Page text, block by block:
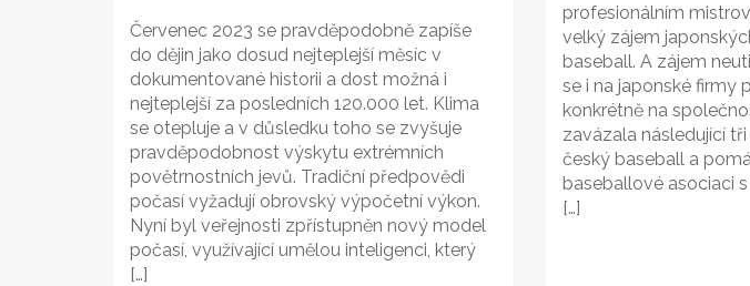
Červenec 2023 se pravděpodobně zapíše
do dějin jako dosud nejteplejší měsíc v
dokumentované historii a dost možná i
nejteplejší za posledních 120.000 let. Klima
se otepluje a v důsledku toho se zvyšuje
pravděpodobnost výskytu extrémních
povětrnostních jevů. Tradiční předpovědi
počasí vyžadují obrovský výpočetní výkon.
Nyní byl veřejnosti zpřístupněn nový model
počasí, využívající umělou inteligenci, který
[…]
profesionálním
velký zájem
baseball. A zájem
se i na japonské firmy
konkrétně na
zavázala následující
český baseball a
baseballové asociaci
[…]